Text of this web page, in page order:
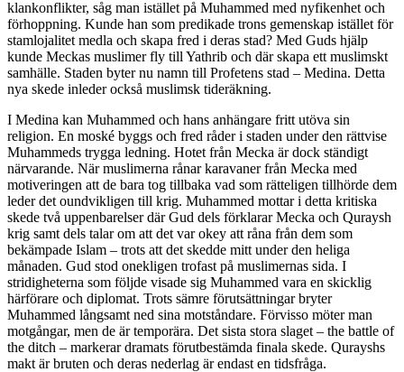
klankonflikter, såg man istället på Muhammed med nyfikenhet och
förhoppning. Kunde han som predikade trons gemenskap istället för
stamlojalitet medla och skapa fred i deras stad? Med Guds hjälp
kunde Meckas muslimer fly till Yathrib och där skapa ett muslimskt
samhälle. Staden byter nu namn till Profetens stad – Medina. Detta
nya skede inleder också muslimsk tideräkning.
I Medina kan Muhammed och hans anhängare fritt utöva sin
religion. En moské byggs och fred råder i staden under den rättvise
Muhammeds trygga ledning. Hotet från Mecka är dock ständigt
närvarande. När muslimerna rånar karavaner från Mecka med
motiveringen att de bara tog tillbaka vad som rätteligen tillhörde dem
leder det oundvikligen till krig. Muhammed mottar i detta kritiska
skede två uppenbarelser där Gud dels förklarar Mecka och Quraysh
krig samt dels talar om att det var okey att råna från dem som
bekämpade Islam – trots att det skedde mitt under den heliga
månaden. Gud stod onekligen trofast på muslimernas sida. I
stridigheterna som följde visade sig Muhammed vara en skicklig
härförare och diplomat. Trots sämre förutsättningar bryter
Muhammed långsamt ned sina motståndare. Förvisso möter man
motgångar, men de är temporära. Det sista stora slaget – the battle of
the ditch – markerar dramats förutbestämda finala skede. Qurayshs
makt är bruten och deras nederlag är endast en tidsfråga.